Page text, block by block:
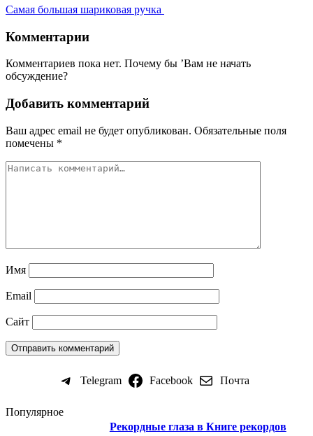
Самая большая шариковая ручка
Комментарии
Комментариев пока нет. Почему бы ’Вам не начать
обсуждение?
Добавить комментарий
Ваш адрес email не будет опубликован. Обязательные поля
помечены *
Имя
Email
Сайт
Telegram Facebook Почта
Популярное
Рекордные глаза в Книге рекордов